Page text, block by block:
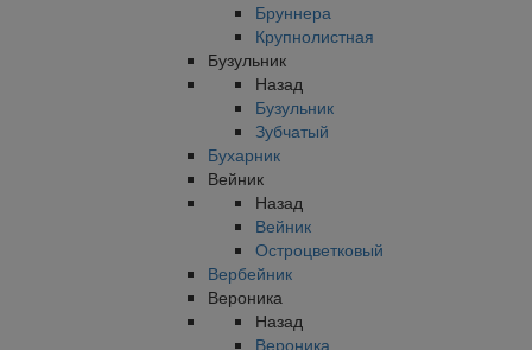
Бруннера
Крупнолистная
Бузульник
Назад
Бузульник
Зубчатый
Бухарник
Вейник
Назад
Вейник
Остроцветковый
Вербейник
Вероника
Назад
Вероника